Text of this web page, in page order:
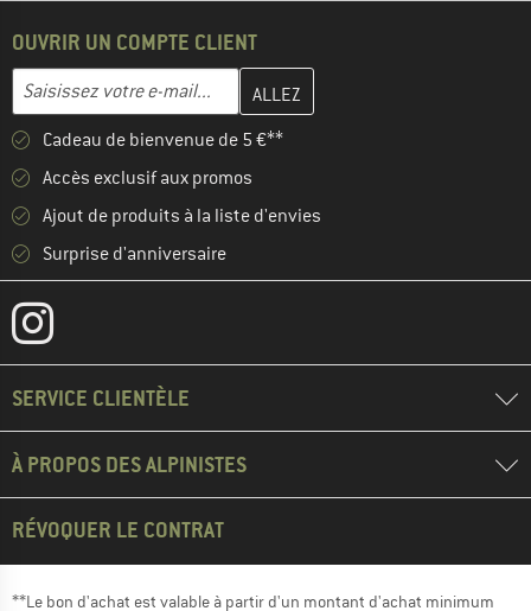
OUVRIR UN COMPTE CLIENT
Adresse e-mail
Entrez votre adresse e-mail ici et créez votre compte client à la
Cadeau de bienvenue de 5 €**
Accès exclusif aux promos
Ajout de produits à la liste d'envies
Surprise d'anniversaire
SERVICE CLIENTÈLE
À PROPOS DES ALPINISTES
RÉVOQUER LE CONTRAT
**Le bon d'achat est valable à partir d'un montant d'achat minimum